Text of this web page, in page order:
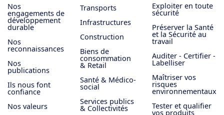
Nos
engagements de
développement
durable
Nos
reconnaissances
Nos
publications
Ils nous font
confiance
Nos valeurs
Transports
Infrastructures
Construction
Biens de
consommation
& Retail
Santé & Médico-
social
Services publics
& Collectivités
Exploiter en toute
sécurité
Préserver la Santé
et la Sécurité au
travail
Auditer - Certifier -
Labelliser
Maîtriser vos
risques
environnementaux
Tester et qualifier
vos produits